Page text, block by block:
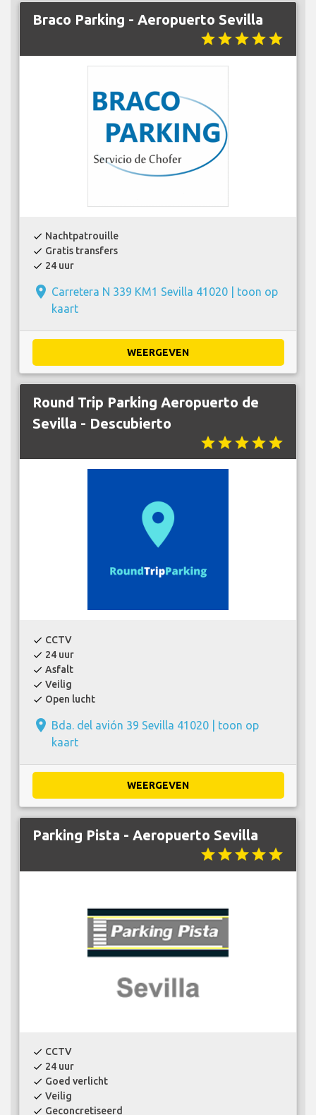
Braco Parking - Aeropuerto Sevilla
starstarstarstarstar
check Nachtpatrouille
check Gratis transfers
check 24 uur
place Carretera N 339 KM1 Sevilla 41020 | toon op
kaart
WEERGEVEN
Round Trip Parking Aeropuerto de
Sevilla - Descubierto
starstarstarstarstar
check CCTV
check 24 uur
check Asfalt
check Veilig
check Open lucht
place Bda. del avión 39 Sevilla 41020 | toon op
kaart
WEERGEVEN
Parking Pista - Aeropuerto Sevilla
starstarstarstarstar
check CCTV
check 24 uur
check Goed verlicht
check Veilig
check Geconcretiseerd